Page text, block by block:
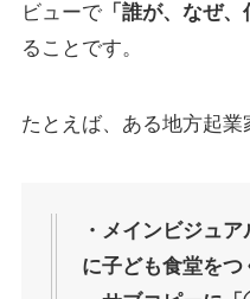
ビューで「誰が、なぜ、
ることです。
たとえば、ある地方起業
・メインビジュ
に子ども食堂をつ